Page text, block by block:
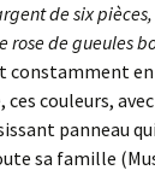
de six
rose de gueules
constamment
couleurs,
panneau
sa famille